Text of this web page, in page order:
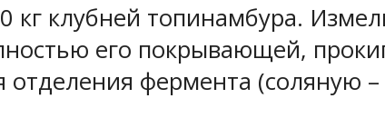
кг клубней топинамбура.
его покрывающей,
отделения фермента (соляную